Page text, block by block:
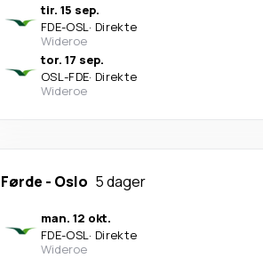
tir. 15 sep.
FDE-OSL· Direkte
Wideroe
tor. 17 sep.
OSL-FDE· Direkte
Wideroe
Førde - Oslo 5 dager
man. 12 okt.
FDE-OSL· Direkte
Wideroe